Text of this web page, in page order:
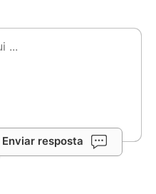
Enviar resposta